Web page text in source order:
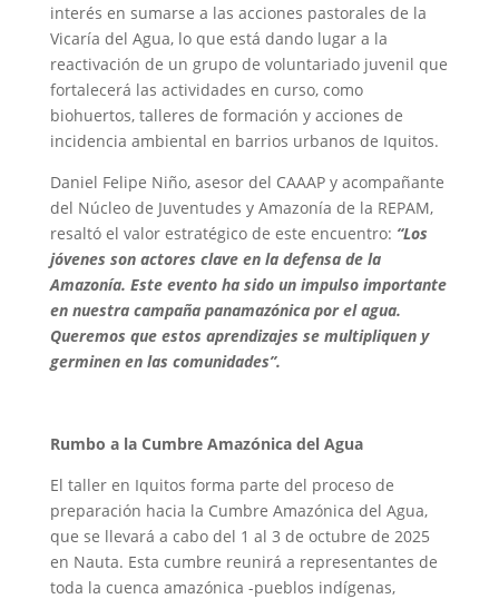
interés en sumarse a las acciones pastorales de la
Vicaría del Agua, lo que está dando lugar a la
reactivación de un grupo de voluntariado juvenil que
fortalecerá las actividades en curso, como
biohuertos, talleres de formación y acciones de
incidencia ambiental en barrios urbanos de Iquitos.
Daniel Felipe Niño, asesor del CAAAP y acompañante
del Núcleo de Juventudes y Amazonía de la REPAM,
resaltó el valor estratégico de este encuentro: “Los
jóvenes son actores clave en la defensa de la
Amazonía. Este evento ha sido un impulso importante
en nuestra campaña panamazónica por el agua.
Queremos que estos aprendizajes se multipliquen y
germinen en las comunidades”.
Rumbo a la Cumbre Amazónica del Agua
El taller en Iquitos forma parte del proceso de
preparación hacia la Cumbre Amazónica del Agua,
que se llevará a cabo del 1 al 3 de octubre de 2025
en Nauta. Esta cumbre reunirá a representantes de
toda la cuenca amazónica -pueblos indígenas,